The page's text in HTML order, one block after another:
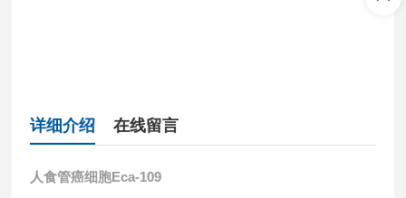
详细介绍 在线留言
人食管癌细胞Eca-109